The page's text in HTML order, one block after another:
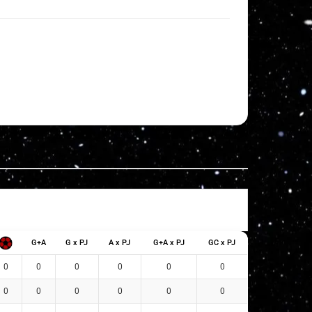
G+A G x PJ A x PJ G+A x PJ GC x PJ
0 0 0 0 0 0
0 0 0 0 0 0